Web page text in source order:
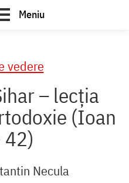
Meniu
vedere
– lecția
(Ioan
Necula